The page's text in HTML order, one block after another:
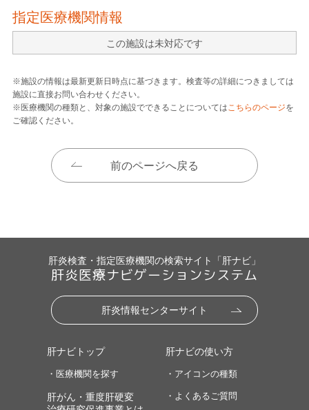
指定医療機関情報
この施設は未対応です
※施設の情報は最新更新日時点に基づきます。検査等の詳細につきましては
施設に直接お問い合わせください。
※医療機関の種類と、対象の施設でできることについてはこちらのページを
ご確認ください。
前のページへ戻る
肝炎検査・指定医療機関の検索サイト「肝ナビ」
肝炎医療ナビゲーションシステム
肝炎情報センターサイト
肝ナビトップ
・医療機関を探す
肝がん・重度肝硬変
肝ナビの使い方
・アイコンの種類
・よくあるご質問